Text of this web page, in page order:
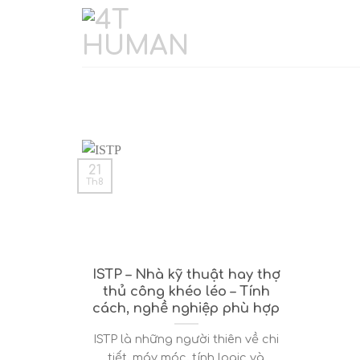
ISTP – Nhà kỹ thuật hay thợ
thủ công khéo léo – Tính
cách, nghề nghiệp phù hợp
ISTP là những người thiên về chi
21
Th8